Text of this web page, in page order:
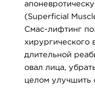
(Superficial
Смас-лифтинг
хирургического
длительной
овал лица,
целом улучшить